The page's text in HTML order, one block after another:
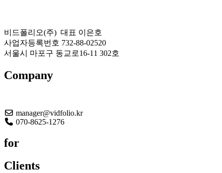
비드폴리오(주) 대표 이은호
사업자등록번호 732-88-02520
서울시 마포구 동교로16-11 302호
Company
manager@vidfolio.kr
070-8625-1276
for
Clients